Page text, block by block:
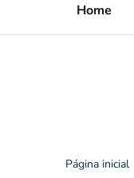
Home
Página inicial